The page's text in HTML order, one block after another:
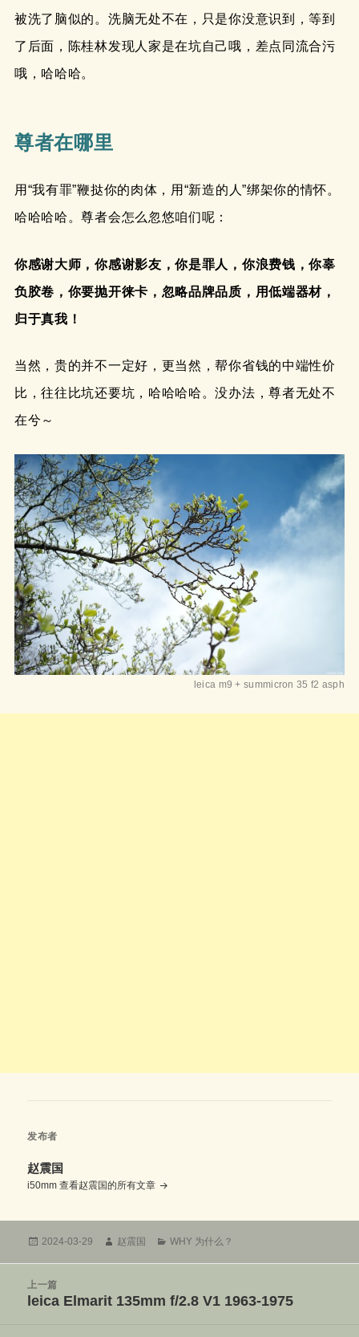
被洗了脑似的。洗脑无处不在，只是你没意识到，等到
了后面，陈桂林发现人家是在坑自己哦，差点同流合污
哦，哈哈哈。
尊者在哪里
用“我有罪”鞭挞你的肉体，用“新造的人”绑架你的情怀。
哈哈哈哈。尊者会怎么忽悠咱们呢：
你感谢大师，你感谢影友，你是罪人，你浪费钱，你辜
负胶卷，你要抛开徕卡，忽略品牌品质，用低端器材，
归于真我！
当然，贵的并不一定好，更当然，帮你省钱的中端性价
比，往往比坑还要坑，哈哈哈哈。没办法，尊者无处不
在兮～
leica m9 + summicron 35 f2 asph
发布者
赵震国
i50mm查看赵震国的所有文章
发
2024-03-29
作
赵震国
分
WHY 为什么？
上一篇
上
leica Elmarit 135mm f/2.8 V1 1963-1975